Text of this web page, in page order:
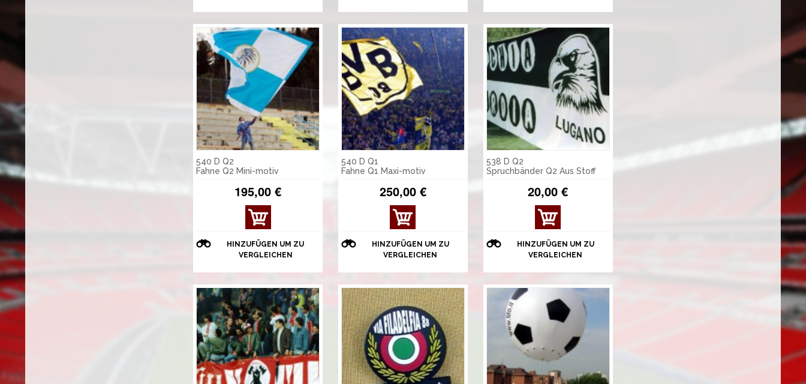
540 D Q2
Fahne Q2 Mini-motiv
195,00 €
HINZUFÜGEN UM ZU
VERGLEICHEN
540 D Q1
Fahne Q1 Maxi-motiv
250,00 €
HINZUFÜGEN UM ZU
VERGLEICHEN
538 D Q2
Spruchbänder Q2 Aus Stoff
20,00 €
HINZUFÜGEN UM ZU
VERGLEICHEN